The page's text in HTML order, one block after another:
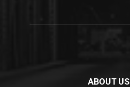
ABOUT US